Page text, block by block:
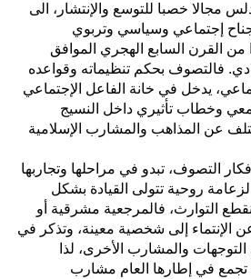
مجالا خصبا للتوسع والإنتشار، الى
إجتماعي وسياسي وتربوي
من القرن السابع الهجري الموافق
فالتصوف بحكم تنظيماته وقواعده
يدخل في خانة الفاعل الإجتماعي
وخطاب تأثيري داخل النسيج
عن المذاهب والمشارب الإسلامية
التصوف، تبدو في مراحلها وتجاربها
روحية تتولى القيادة بشكل
التوارث، فالمرجعية مشرقية أو
عن الإنتماء إلى شخصية معينة، وتذكر في
والمشارب الأخرى، لذا
في إطارها العام مشارب